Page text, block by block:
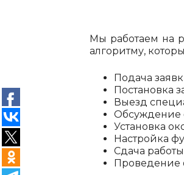
Мы работаем на
алгоритму,
Подача
Постановка
Выезд
Обсуждение
Установка
Настройка
Сдача
Проведение